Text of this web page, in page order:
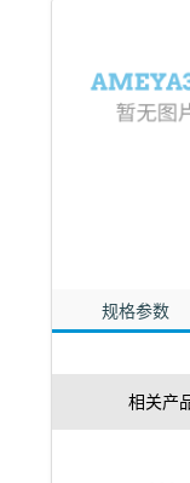
规格参数
相关产